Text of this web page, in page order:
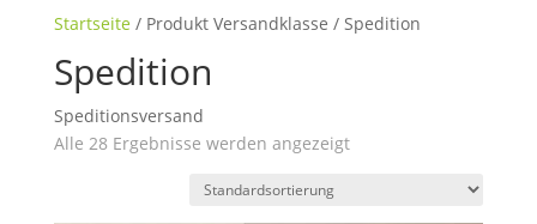
Startseite/ Produkt Versandklasse / Spedition
Spedition
Speditionsversand
Alle 28 Ergebnisse werden angezeigt